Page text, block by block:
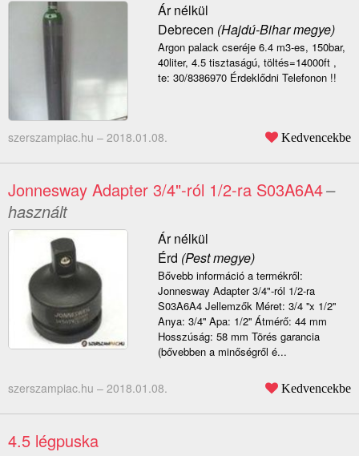
Ár nélkül
Debrecen (Hajdú-Bihar megye)
Argon palack cseréje 6.4 m3-es, 150bar,
40liter, 4.5 tisztaságú, töltés=14000ft ,
te: 30/8386970 Érdeklődni Telefonon !!
szerszampiac.hu – 2018.01.08. Kedvencekbe
Jonnesway Adapter 3/4"-ról 1/2-ra S03A6A4–
használt
Ár nélkül
Érd (Pest megye)
Bővebb információ a termékről:
Jonnesway Adapter 3/4"-ról 1/2-ra
S03A6A4 Jellemzők Méret: 3/4 ''x 1/2''
Anya: 3/4'' Apa: 1/2'' Átmérő: 44 mm
Hosszúság: 58 mm Törés garancia
(bővebben a minőségről é...
szerszampiac.hu – 2018.01.08. Kedvencekbe
4.5 légpuska